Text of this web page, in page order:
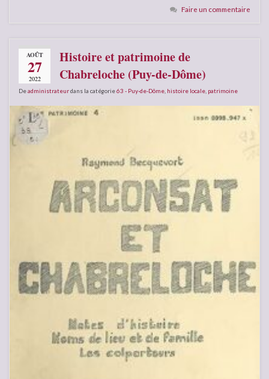
Faire un commentaire
AOÛT
27
2022
Histoire et patrimoine de
Chabreloche (Puy-de-Dôme)
Deadministrateurdans la catégorie63 - Puy-de-Dôme histoire locale patrimoine